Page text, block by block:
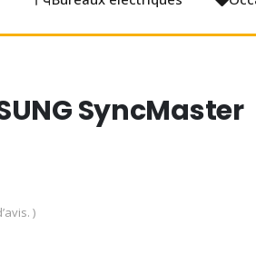
SyncMaster
)